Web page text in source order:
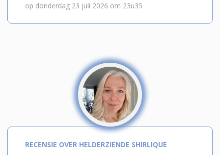
op donderdag 23 juli 2026 om 23u35
RECENSIE OVER HELDERZIENDE SHIRLIQUE